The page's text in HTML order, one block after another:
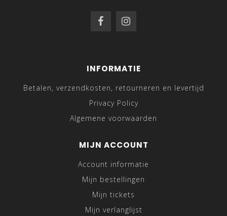
INFORMATIE
Betalen, verzendkosten, retourneren en levertijd
Privacy Policy
Algemene voorwaarden
MIJN ACCOUNT
Account informatie
Mijn bestellingen
Mijn tickets
Mijn verlanglijst